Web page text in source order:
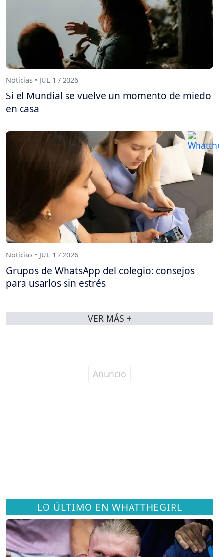
LO ÚLTIMO EN WHATTHEGIRL
Noticias • JUL 1 / 2026
Si el Mundial se vuelve un momento de miedo
en casa
Noticias • JUL 1 / 2026
Grupos de WhatsApp del colegio: consejos
para usarlos sin estrés
VER MÁS +